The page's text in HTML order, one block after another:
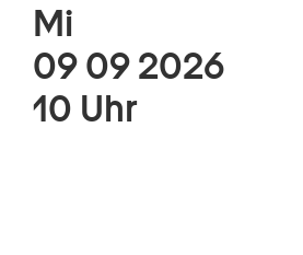
Mi
09 09 2026
10 Uhr